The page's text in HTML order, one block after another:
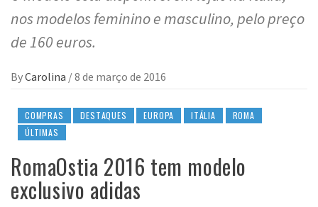
nos modelos feminino e masculino, pelo preço
de 160 euros.
ByCarolina /8 de março de 2016
COMPRAS DESTAQUES EUROPA ITÁLIA
ROMA
ÚLTIMAS
RomaOstia 2016 tem modelo
exclusivo adidas